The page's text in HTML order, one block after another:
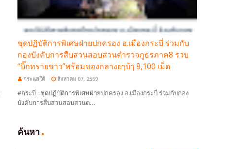
ชุดปฏิบัติการพิเศษฝ่ายปกครอง อ.เมืองกระบี่ ร่วมกับ
กองบังคับการสืบสวนสอบสวนตำรวจภูธรภาค8 รวบ
“บิ๊กทรายขาว”พร้อมของกลางยๅบ้ๅ 8,100 เม็ด
กระแสใต้ สิงหาคม 07, 2569
#กระบี่ : ชุดปฏิบัติการพิเศษฝ่ายปกครอง อ.เมืองกระบี่ ร่วมกับกอง
บังคับการสืบสวนสอบสวนต…
ค้นหา